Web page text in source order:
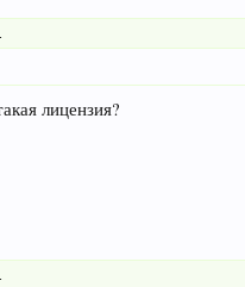
лицензия?